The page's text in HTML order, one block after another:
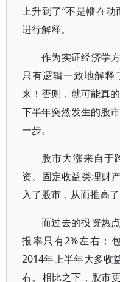
上升到了“不是幡在
进行解释。
作为实证经济学
只有逻辑一致地解释
来！否则，就可能真
下半年突然发生的股
一步。
股市大涨来自于
资、固定收益类理财
入了股市，从而推高了
而过去的投资热
报率只有2%左右；
2014年上半年大多收
右。相比之下，股市